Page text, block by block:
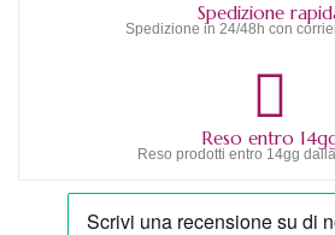
Spedizione
Spedizione in 24/48h con
Reso entro
Reso prodotti entro 14gg